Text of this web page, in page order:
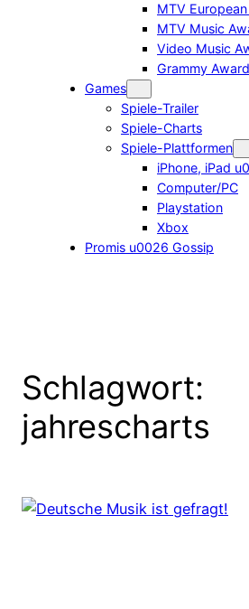
MTV
MTV Music
Video Music
Grammy
Games
Spiele-Trailer
Spiele-Charts
Spiele-Plattformen
iPhone, iPad
Computer/PC
Playstation
Xbox
Promis u0026 Gossip
Schlagwort:
jahrescharts